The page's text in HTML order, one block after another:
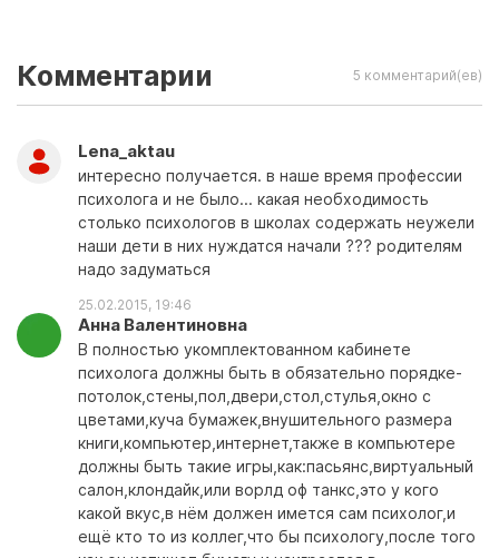
Комментарии 5 комментарий(ев)
Lena_aktau
интересно получается. в наше время профессии
психолога и не было... какая необходимость
столько психологов в школах содержать неужели
наши дети в них нуждатся начали ??? родителям
надо задуматься
25.02.2015, 19:46
Анна Валентиновна
В полностью укомплектованном кабинете
психолога должны быть в обязательно порядке-
потолок,стены,пол,двери,стол,стулья,окно с
цветами,куча бумажек,внушительного размера
книги,компьютер,интернет,также в компьютере
должны быть такие игры,как:пасьянс,виртуальный
салон,клондайк,или ворлд оф танкс,это у кого
какой вкус,в нём должен имется сам психолог,и
ещё кто то из коллег,что бы психологу,после того